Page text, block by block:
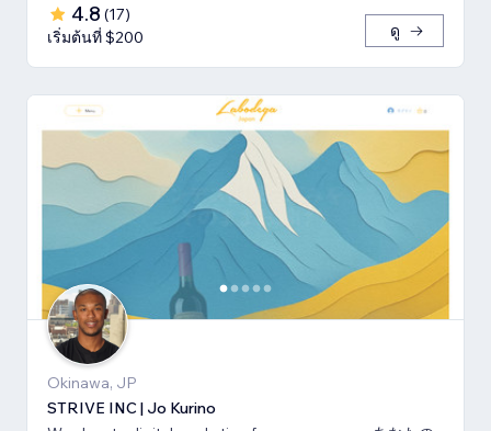
4.8 (17)
เริ่มต้นที่ $200
ดู
Okinawa, JP
STRIVE INC | Jo Kurino